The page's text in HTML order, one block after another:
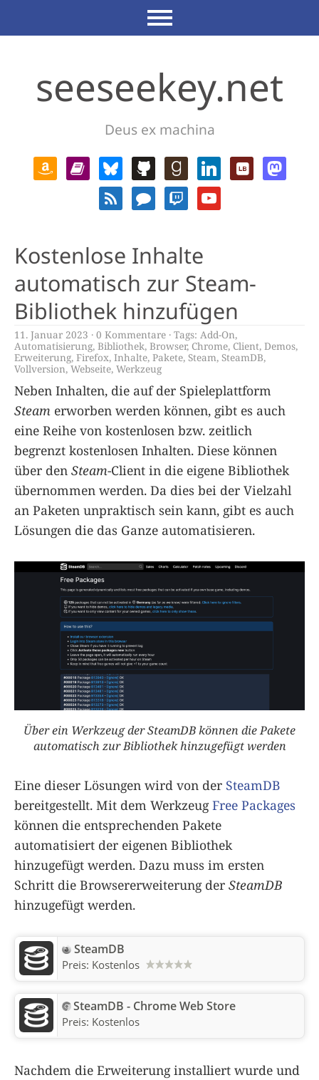
seeseekey.net
Deus ex machina
Kostenlose Inhalte
automatisch zur Steam-
Bibliothek hinzufügen
11. Januar 2023 0 Kommentare Tags: Add-On,
Automatisierung, Bibliothek, Browser, Chrome, Client, Demos,
Erweiterung, Firefox, Inhalte, Pakete, Steam, SteamDB,
Vollversion,Webseite, Werkzeug
Neben Inhalten, die auf der Spieleplattform
Steam erworben werden können, gibt es auch
eine Reihe von kostenlosen bzw. zeitlich
begrenzt kostenlosen Inhalten. Diese können
über den Steam-Client in die eigene Bibliothek
übernommen werden. Da dies bei der Vielzahl
an Paketen unpraktisch sein kann, gibt es auch
Lösungen die das Ganze automatisieren.
Über ein Werkzeug der SteamDB können die Pakete
automatisch zur Bibliothek hinzugefügt werden
Eine dieser Lösungen wird von der SteamDB
bereitgestellt. Mit dem Werkzeug Free Packages
können die entsprechenden Pakete
automatisiert der eigenen Bibliothek
hinzugefügt werden. Dazu muss im ersten
Schritt die Browsererweiterung der SteamDB
hinzugefügt werden.
SteamDB
Preis: Kostenlos
SteamDB - Chrome Web Store
Preis: Kostenlos
Nachdem die Erweiterung installiert wurde und